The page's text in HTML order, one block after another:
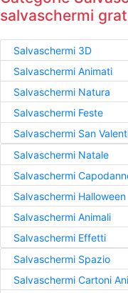
salvaschermi
Salvaschermi 3D
Salvaschermi Animati
Salvaschermi Natura
Salvaschermi Feste
Salvaschermi San
Salvaschermi Natale
Salvaschermi
Salvaschermi Halloween
Salvaschermi Animali
Salvaschermi Effetti
Salvaschermi Spazio
Salvaschermi Cartoni